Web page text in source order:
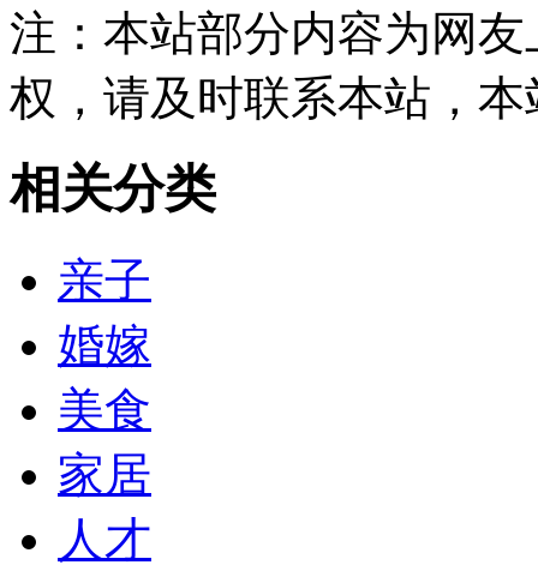
注：本站部分内容为网
权，请及时联系本站，
相关分类
亲子
婚嫁
美食
家居
人才